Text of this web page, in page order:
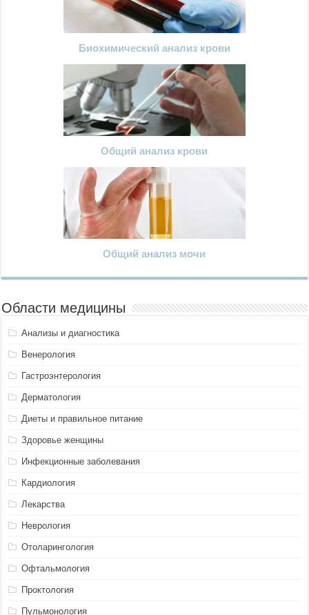
Биохимический анализ крови
Общий анализ крови
Общий анализ мочи
Области медицины
Анализы и диагностика
Венерология
Гастроэнтерология
Дерматология
Диеты и правильное питание
Здоровье женщины
Инфекционные заболевания
Кардиология
Лекарства
Неврология
Отоларингология
Офтальмология
Проктология
Пульмонология